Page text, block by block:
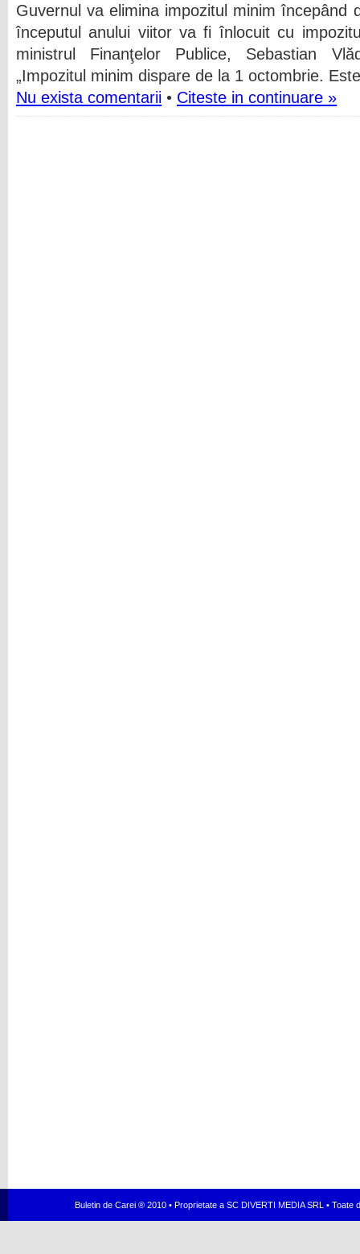
Guvernul va elimina impozitul minim începând
începutul anului viitor va fi înlocuit cu
ministrul Finanţelor Publice, Sebastian
„Impozitul minim dispare de la 1 octombrie.
Nu exista comentarii • Citeste in continuare »
Buletin de Carei ® 2010 • Proprietate a SC DIVERTI MEDIA SRL •